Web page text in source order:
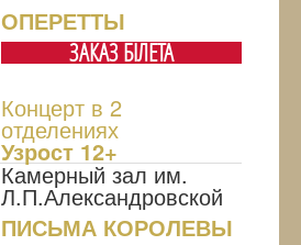
ОПЕРЕТТЫ
ЗАКАЗ БIЛЕТА
Концерт в 2
отделениях
Узрoст 12+
Камерный зал им.
Л.П.Александровской
ПИСЬМА КОРОЛЕВЫ